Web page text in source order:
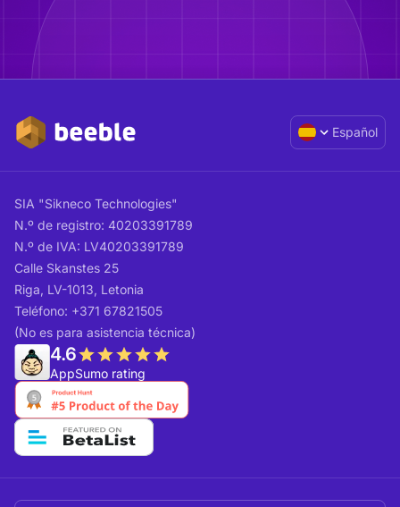
Español
SIA "Sikneco Technologies"
N.º de registro: 40203391789
N.º de IVA: LV40203391789
Calle Skanstes 25
Riga, LV-1013, Letonia
Teléfono: +371 67821505
(No es para asistencia técnica)
4.6
AppSumo rating